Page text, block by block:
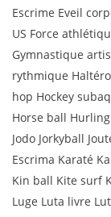
Escrime Eveil
US Force
Gymnastique
rythmique
hop Hockey
Horse ball
Jodo Jorkyball
Escrima Karaté
Kin ball Kite surf
Luge Luta livre